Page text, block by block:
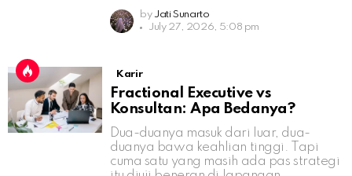
by Jati Sunarto
July 27, 2026, 5:08 pm
Karir
Fractional Executive vs
Konsultan: Apa Bedanya?
Dua-duanya masuk dari luar, dua-
duanya bawa keahlian tinggi. Tapi
cuma satu yang masih ada pas strategi